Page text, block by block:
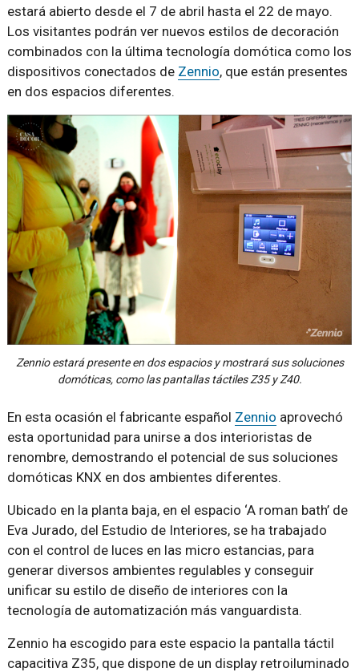
estará abierto desde el 7 de abril hasta el 22 de mayo.
Los visitantes podrán ver nuevos estilos de decoración
combinados con la última tecnología domótica como los
dispositivos conectados de Zennio, que están presentes
en dos espacios diferentes.
Zennio estará presente en dos espacios y mostrará sus soluciones
domóticas, como las pantallas táctiles Z35 y Z40.
En esta ocasión el fabricante español Zennio aprovechó
esta oportunidad para unirse a dos interioristas de
renombre, demostrando el potencial de sus soluciones
domóticas KNX en dos ambientes diferentes.
Ubicado en la planta baja, en el espacio ‘A roman bath’ de
Eva Jurado, del Estudio de Interiores, se ha trabajado
con el control de luces en las micro estancias, para
generar diversos ambientes regulables y conseguir
unificar su estilo de diseño de interiores con la
tecnología de automatización más vanguardista.
Zennio ha escogido para este espacio la pantalla táctil
capacitiva Z35, que dispone de un display retroiluminado